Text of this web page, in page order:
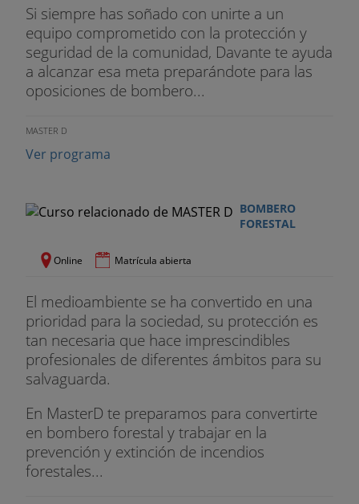
tocar la campana.
- Cuando se ayude con los pies al levantarse desde
la posición de sentado.
CARRERA DE 100 METROS LISOS
Finalidad: Velocidad pura.
Intentos: Se efectuará un solo intento.
El ejecutante, a la voz de "a sus puestos", se
A la voz de "listos", inclinará el tronco hacia
adelante y flexionará la pierna adelantada, los
talones no tocan el suelo, se inspira
profundamente y se retiene la respiración. A la voz
de "ya" o disparo o pitido, salir impulsando al
La salida se puede realizar de pie o agachados, sin
tacos de salida.
Si siempre has soñado con unirte a un
equipo comprometido con la protección y
seguridad de la comunidad, Davante te ayuda
a alcanzar esa meta preparándote para las
oposiciones de bombero...
MASTER D
Ver programa
BOMBERO
FORESTAL
Online Matrícula abierta
El medioambiente se ha convertido en una
prioridad para la sociedad, su protección es
tan necesaria que hace imprescindibles
profesionales de diferentes ámbitos para su
salvaguarda.
En MasterD te preparamos para convertirte
en bombero forestal y trabajar en la
prevención y extinción de incendios
forestales...